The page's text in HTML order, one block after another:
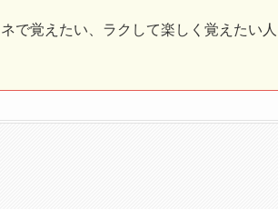
で覚えたい、ラクして楽しく覚えたい人